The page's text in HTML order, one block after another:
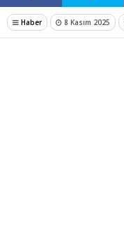
Haber 8 Kasım 2025